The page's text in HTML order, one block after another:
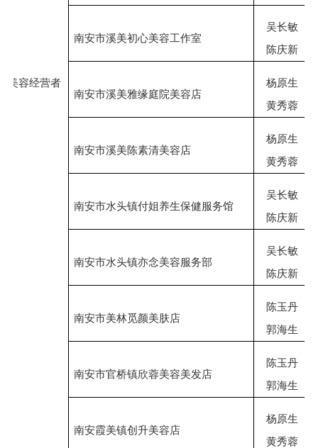
美容经营者
南安市溪美初心美容工作室
吴长敏
陈庆新
南安市溪美雅缘庭院美容店
杨原生
黄秀蓉
南安市溪美陈素清美容店
杨原生
黄秀蓉
南安市水头镇付姐养生保健服务馆
吴长敏
陈庆新
南安市水头镇亦念美容服务部
吴长敏
陈庆新
南安市美林觅颜美肤店
陈玉丹
郭海生
南安市官桥镇欣蓉美容美发店
陈玉丹
郭海生
南安霞美镇创升美容店
杨原生
黄秀蓉